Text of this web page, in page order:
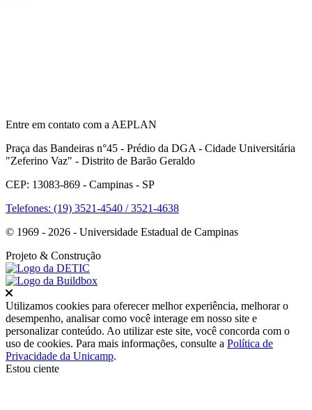
Entre em contato com a AEPLAN
Praça das Bandeiras n°45 - Prédio da DGA - Cidade Universitária
"Zeferino Vaz" - Distrito de Barão Geraldo
CEP: 13083-869 - Campinas - SP
Telefones: (19) 3521-4540 / 3521-4638
© 1969 - 2026 - Universidade Estadual de Campinas
Projeto & Construção
Fechar
Utilizamos cookies para oferecer melhor experiência, melhorar o
desempenho, analisar como você interage em nosso site e
personalizar conteúdo. Ao utilizar este site, você concorda com o
uso de cookies. Para mais informações, consulte a Política de
Privacidade da Unicamp.
Estou ciente